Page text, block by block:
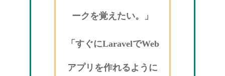
ークを覚えたい。」
「すぐにLaravelでWeb
アプリを作れるように